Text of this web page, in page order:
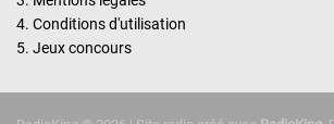
4. Conditions d'utilisation
5. Jeux concours